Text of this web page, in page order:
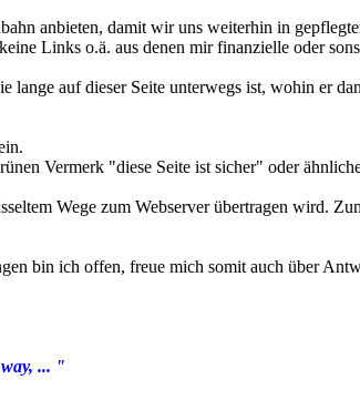
anbieten, damit wir uns weiterhin in
Links o.ä. aus denen mir finanzielle oder
auf dieser Seite unterwegs ist, wohin er
Vermerk "diese Seite ist sicher" oder
Wege zum Webserver übertragen wird.
bin ich offen, freue mich somit auch über
... "